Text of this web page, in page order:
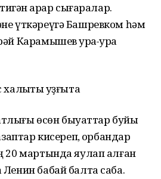
ҡарар сығаралар.
үткәреүгә Башревком һәм
Карамышев ҡурҡа-ҡурҡа
ҡуҙғыта
өсөн быуаттар буйы
кисереп, ҡорбандар
мартында яулап алған
бабай балта саба.